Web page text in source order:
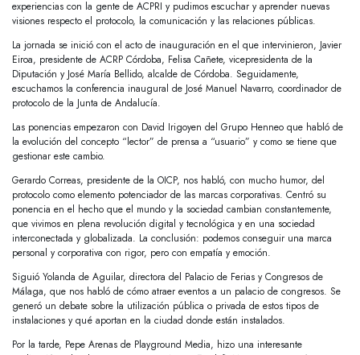
experiencias con la gente de ACPRI y pudimos escuchar y aprender nuevas
visiones respecto el protocolo, la comunicación y las relaciones públicas.
La jornada se inició con el acto de inauguración en el que intervinieron, Javier
Eiroa, presidente de ACRP Córdoba, Felisa Cañete, vicepresidenta de la
Diputación y José María Bellido, alcalde de Córdoba. Seguidamente,
escuchamos la conferencia inaugural de José Manuel Navarro, coordinador de
protocolo de la Junta de Andalucía.
Las ponencias empezaron con David Irigoyen del Grupo Henneo que habló de
la evolución del concepto “lector” de prensa a “usuario” y como se tiene que
gestionar este cambio.
Gerardo Correas, presidente de la OICP, nos habló, con mucho humor, del
protocolo como elemento potenciador de las marcas corporativas. Centró su
ponencia en el hecho que el mundo y la sociedad cambian constantemente,
que vivimos en plena revolución digital y tecnológica y en una sociedad
interconectada y globalizada. La conclusión: podemos conseguir una marca
personal y corporativa con rigor, pero con empatía y emoción.
Siguió Yolanda de Aguilar, directora del Palacio de Ferias y Congresos de
Málaga, que nos habló de cómo atraer eventos a un palacio de congresos. Se
generó un debate sobre la utilización pública o privada de estos tipos de
instalaciones y qué aportan en la ciudad donde están instalados.
Por la tarde, Pepe Arenas de Playground Media, hizo una interesante